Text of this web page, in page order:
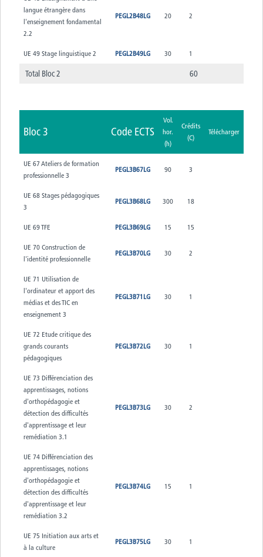
langue étrangère dans
l'enseignement fondamental
2.2
PEGL2B48LG 20 2
UE 49 Stage linguistique 2 PEGL2B49LG 30 1
Total Bloc 2 60
Bloc 3 Code ECTS
Vol.
hor.
(h)
Crédits
(C)
Télécharger
UE 67 Ateliers de formation
professionnelle 3
PEGL3B67LG 90 3
UE 68 Stages pédagogiques
3
PEGL3B68LG 300 18
UE 69 TFE PEGL3B69LG 15 15
UE 70 Construction de
l'identité professionnelle
PEGL3B70LG 30 2
UE 71 Utilisation de
l'ordinateur et apport des
médias et des TIC en
enseignement 3
PEGL3B71LG 30 1
UE 72 Etude critique des
grands courants
pédagogiques
PEGL3B72LG 30 1
UE 73 Différenciation des
apprentissages, notions
d'orthopédagogie et
détection des difficultés
d'apprentissage et leur
remédiation 3.1
PEGL3B73LG 30 2
UE 74 Différenciation des
apprentissages, notions
d'orthopédagogie et
détection des difficultés
d'apprentissage et leur
remédiation 3.2
PEGL3B74LG 15 1
UE 75 Initiation aux arts et
à la culture
PEGL3B75LG 30 1